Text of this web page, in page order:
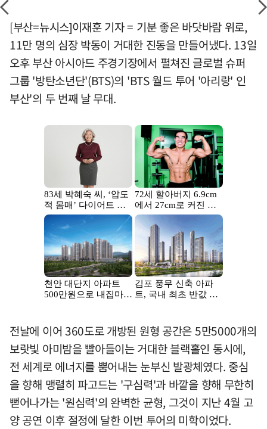
[부산=뉴시스]이재훈 기자 = 기분 좋은 바닷바람 위로,
11만 명의 심장 박동이 거대한 진동을 만들어냈다. 13일
오후 부산 아시아드 주경기장에서 펼쳐진 글로벌 슈퍼
그룹 '방탄소년단'(BTS)의 'BTS 월드 투어 '아리랑' 인
부산'의 두 번째 날 무대.
전날에 이어 360도로 개방된 원형 공간은 5만5000개의
보랏빛 아미밤을 빨아들이는 거대한 블랙홀인 동시에,
전 세계로 에너지를 뿜어내는 눈부신 발광체였다. 중심
을 향해 맹렬히 파고드는 '구심력'과 바깥을 향해 무한히
뻗어나가는 '원심력'의 완벽한 균형, 그것이 지난 4월 고
양 공연 이후 절정에 달한 이번 투어의 미학이었다.